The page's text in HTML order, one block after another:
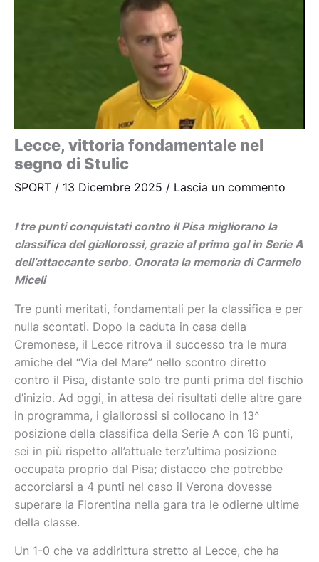
Lecce, vittoria fondamentale nel
segno di Stulic
SPORT / 13 Dicembre 2025 / Lascia un commento
I tre punti conquistati contro il Pisa migliorano la
classifica del giallorossi, grazie al primo gol in Serie A
dell’attaccante serbo. Onorata la memoria di Carmelo
Miceli
Tre punti meritati, fondamentali per la classifica e per
nulla scontati. Dopo la caduta in casa della
Cremonese, il Lecce ritrova il successo tra le mura
amiche del “Via del Mare” nello scontro diretto
contro il Pisa, distante solo tre punti prima del fischio
d’inizio. Ad oggi, in attesa dei risultati delle altre gare
in programma, i giallorossi si collocano in 13^
posizione della classifica della Serie A con 16 punti,
sei in più rispetto all’attuale terz’ultima posizione
occupata proprio dal Pisa; distacco che potrebbe
accorciarsi a 4 punti nel caso il Verona dovesse
superare la Fiorentina nella gara tra le odierne ultime
della classe.
Un 1-0 che va addirittura stretto al Lecce, che ha